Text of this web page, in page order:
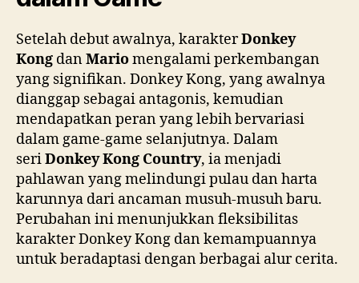
Setelah debut awalnya, karakterDonkey
Kong danMariomengalami perkembangan
yang signifikan. Donkey Kong, yang awalnya
dianggap sebagai antagonis, kemudian
mendapatkan peran yang lebih bervariasi
dalam game-game selanjutnya. Dalam
seriDonkey Kong Country, ia menjadi
pahlawan yang melindungi pulau dan harta
karunnya dari ancaman musuh-musuh baru.
Perubahan ini menunjukkan fleksibilitas
karakter Donkey Kong dan kemampuannya
untuk beradaptasi dengan berbagai alur cerita.